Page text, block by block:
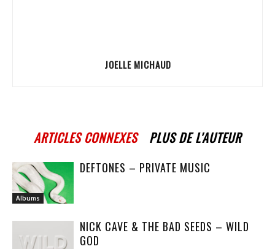
JOELLE MICHAUD
ARTICLES CONNEXES PLUS DE L'AUTEUR
Albums
DEFTONES – PRIVATE MUSIC
NICK CAVE & THE BAD SEEDS – WILD
GOD